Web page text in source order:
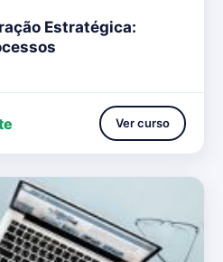
Estratégica:
Ver curso